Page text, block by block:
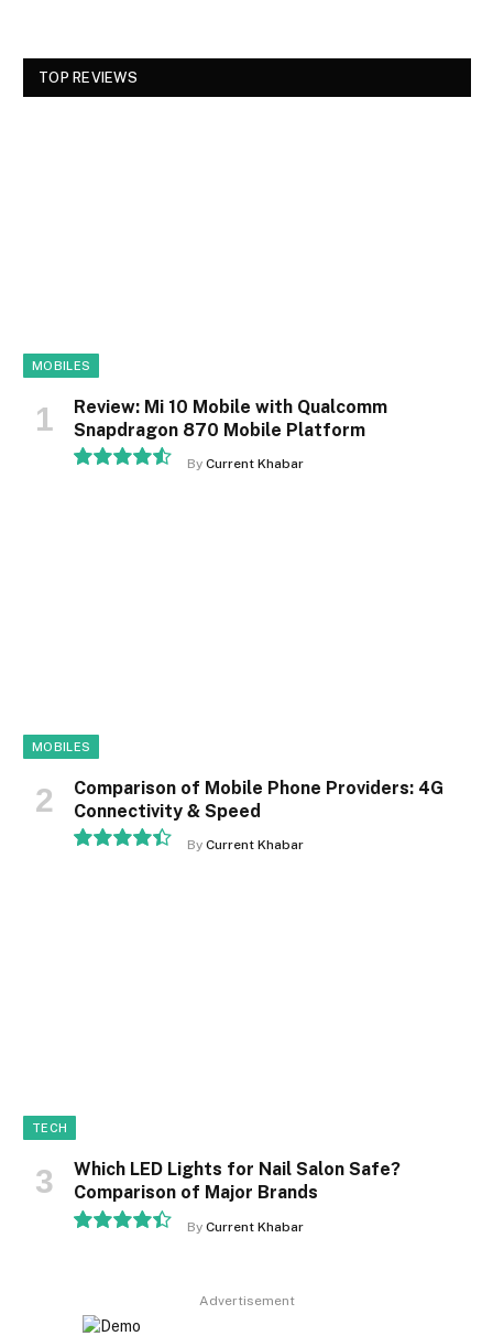
TOP REVIEWS
MOBILES
Review: Mi 10 Mobile with Qualcomm
Snapdragon 870 Mobile Platform
By Current Khabar
MOBILES
Comparison of Mobile Phone Providers: 4G
Connectivity & Speed
By Current Khabar
TECH
Which LED Lights for Nail Salon Safe?
Comparison of Major Brands
By Current Khabar
Advertisement